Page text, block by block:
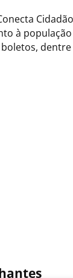
à
boletos,